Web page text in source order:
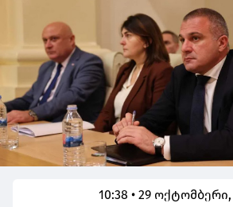
10:38 • 29 ოქტომბერი,